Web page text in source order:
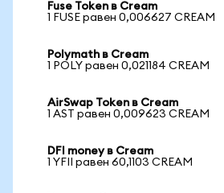
Fuse Token в Cream
1 FUSE равен 0,006627 CREAM
Polymath в Cream
1 POLY равен 0,021184 CREAM
AirSwap Token в Cream
1 AST равен 0,009623 CREAM
DFI money в Cream
1 YFII равен 60,1103 CREAM